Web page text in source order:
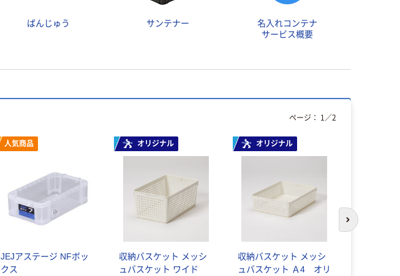
ばんじゅう サンテナー
名入れコンテナ
サービス概要
人気商品
JEJアステージ NFボッ
クス
オリジナル
収納バスケット メッシ
ュバスケット ワイド
オリジナル
収納バスケット メッシ
ュバスケット Ａ4 オリ
ページ： 1 ／2
次のスライド